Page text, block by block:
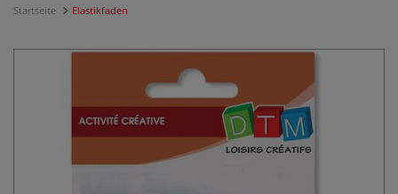
Startseite Elastikfaden